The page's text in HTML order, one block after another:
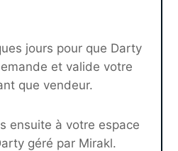
jours pour que Darty
et valide votre
que vendeur.
ensuite à votre espace
géré par Mirakl.